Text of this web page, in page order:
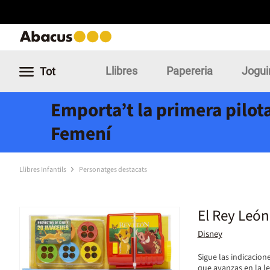
Tot Llibres Papereria
Emporta’t la primera
Femení
Llibres Infantils Personatges destacats
El Rey
Disney
Sigue las